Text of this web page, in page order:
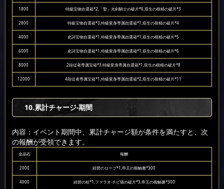
1800 特級宝物自選箱*2,「聖」光剣騎士の破片*6,双生の樹精の破片*3
2800 特級宝物自選箱*3,特級変身専属自選箱*1,双生の樹精の破片*4
4000 史詩宝物自選箱*1,特級変身専属自選箱*1,双生の樹精の破片*5
6000 史詩宝物自選箱*1,特級変身専属自選箱*1,双生の樹精の破片*6
8000 2段従者専属宝箱*3,特級変身専属自選箱*1,双生の樹精の破片*8
12000 4段従者専属宝箱*1,特級変身専属自選箱*2,双生の樹精の破片*11
10.累計チャージ-期間
内容：イベント期間中、累計チャージ額が条件を満たすと、次
の報酬が受領できます。
金晶石 報酬
2000 紺碧のローブ*1,帝王の御触書*300
4000 紺碧の杖*1,ファラオ·チビ猫の破片*3,帝王の御触書*300